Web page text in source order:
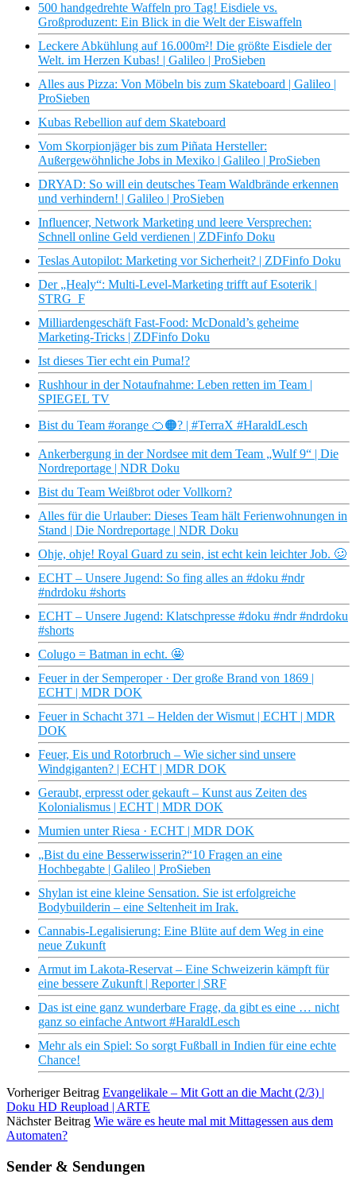
500 handgedrehte Waffeln pro Tag! Eisdiele vs.
Großproduzent: Ein Blick in die Welt der Eiswaffeln
Leckere Abkühlung auf 16.000m²! Die größte Eisdiele der
Welt. im Herzen Kubas! | Galileo | ProSieben
Alles aus Pizza: Von Möbeln bis zum Skateboard | Galileo |
ProSieben
Kubas Rebellion auf dem Skateboard
Vom Skorpionjäger bis zum Piñata Hersteller:
Außergewöhnliche Jobs in Mexiko | Galileo | ProSieben
DRYAD: So will ein deutsches Team Waldbrände erkennen
und verhindern! | Galileo | ProSieben
Influencer, Network Marketing und leere Versprechen:
Schnell online Geld verdienen | ZDFinfo Doku
Teslas Autopilot: Marketing vor Sicherheit? | ZDFinfo Doku
Der „Healy“: Multi-Level-Marketing trifft auf Esoterik |
STRG_F
Milliardengeschäft Fast-Food: McDonald’s geheime
Marketing-Tricks | ZDFinfo Doku
Ist dieses Tier echt ein Puma!?
Rushhour in der Notaufnahme: Leben retten im Team |
SPIEGEL TV
Bist du Team #orange 🍊🟠? | #TerraX #HaraldLesch
Ankerbergung in der Nordsee mit dem Team „Wulf 9“ | Die
Nordreportage | NDR Doku
Bist du Team Weißbrot oder Vollkorn?
Alles für die Urlauber: Dieses Team hält Ferienwohnungen in
Stand | Die Nordreportage | NDR Doku
Ohje, ohje! Royal Guard zu sein, ist echt kein leichter Job. 🥴
ECHT – Unsere Jugend: So fing alles an #doku #ndr
#ndrdoku #shorts
ECHT – Unsere Jugend: Klatschpresse #doku #ndr #ndrdoku
#shorts
Colugo = Batman in echt. 🤩
Feuer in der Semperoper · Der große Brand von 1869 |
ECHT | MDR DOK
Feuer in Schacht 371 – Helden der Wismut | ECHT | MDR
DOK
Feuer, Eis und Rotorbruch – Wie sicher sind unsere
Windgiganten? | ECHT | MDR DOK
Geraubt, erpresst oder gekauft – Kunst aus Zeiten des
Kolonialismus | ECHT | MDR DOK
Mumien unter Riesa · ECHT | MDR DOK
„Bist du eine Besserwisserin?“10 Fragen an eine
Hochbegabte | Galileo | ProSieben
Shylan ist eine kleine Sensation. Sie ist erfolgreiche
Bodybuilderin – eine Seltenheit im Irak.
Cannabis-Legalisierung: Eine Blüte auf dem Weg in eine
neue Zukunft
Armut im Lakota-Reservat – Eine Schweizerin kämpft für
eine bessere Zukunft | Reporter | SRF
Das ist eine ganz wunderbare Frage, da gibt es eine … nicht
ganz so einfache Antwort #HaraldLesch
Mehr als ein Spiel: So sorgt Fußball in Indien für eine echte
Chance!
Vorheriger Beitrag Evangelikale – Mit Gott an die Macht (2/3) |
Doku HD Reupload | ARTE
Nächster Beitrag Wie wäre es heute mal mit Mittagessen aus dem
Automaten?
Sender & Sendungen